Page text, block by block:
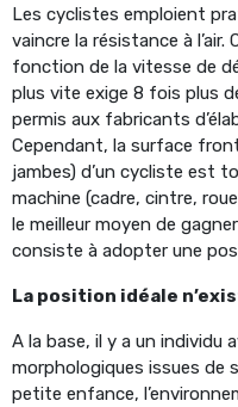
Les cyclistes emploient
vaincre la résistance à l’air.
fonction de la vitesse de
plus vite exige 8 fois plus
permis aux fabricants
Cependant, la surface
jambes) d’un cycliste est
machine (cadre, cintre,
le meilleur moyen de
consiste à adopter une
La position idéale
A la base, il y a un individu
morphologiques issues de
petite enfance,